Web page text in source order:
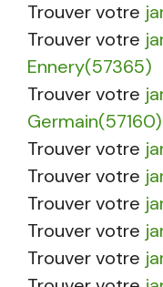
Trouver votre
Trouver votre
Ennery(57365)
Trouver votre
Germain(57160)
Trouver votre
Trouver votre
Trouver votre
Trouver votre
Trouver votre